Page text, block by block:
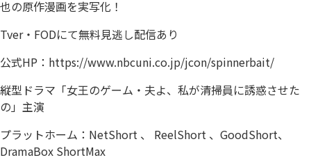
也の原作漫画を実写化！
Tver・FODにて無料見逃し配信あり
公式HP： https://www.nbcuni.co.jp/jcon/spinnerbait/
縦型ドラマ「女王のゲーム・夫よ、私が清掃員に誘惑させた
の」主演
プラットホーム：NetShort 、 ReelShort 、GoodShort、
DramaBox ShortMax